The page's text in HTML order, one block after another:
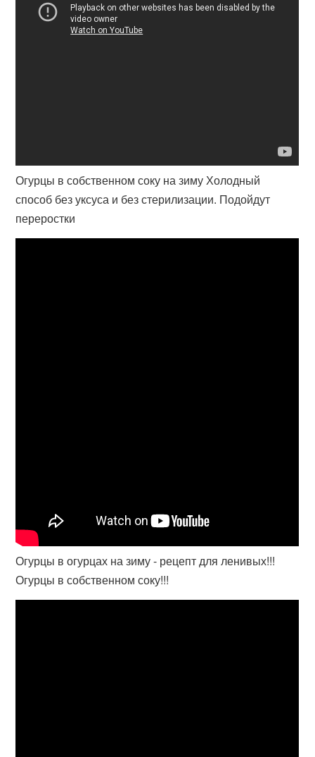
Огурцы в собственном соку на зиму Холодный
способ без уксуса и без стерилизации. Подойдут
переростки
Огурцы в огурцах на зиму - рецепт для ленивых!!!
Огурцы в собственном соку!!!